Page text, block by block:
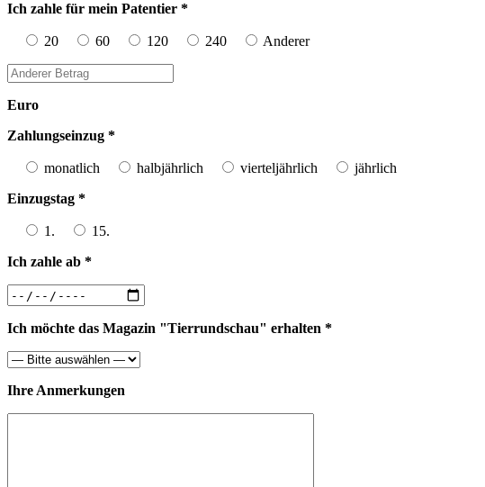
Ich zahle für mein Patentier *
20 60 120 240 Anderer
Euro
Zahlungseinzug *
monatlich halbjährlich vierteljährlich
jährlich
Einzugstag *
1.
15.
Ich zahle ab *
Ich möchte das Magazin "Tierrundschau" erhalten *
Ihre Anmerkungen